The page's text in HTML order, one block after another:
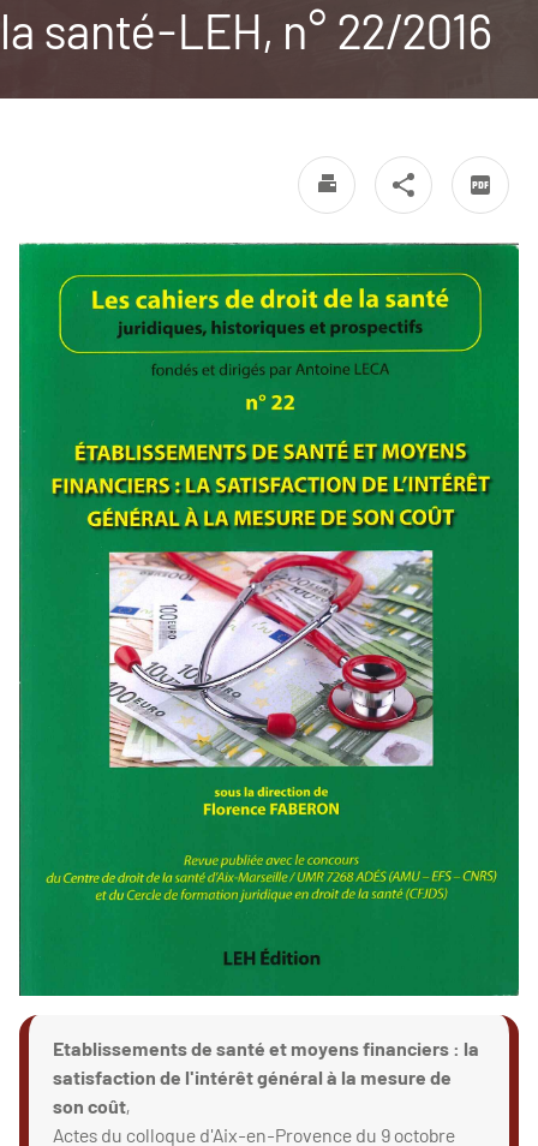
la santé-LEH, n° 22/2016
Etablissements de santé et moyens financiers : la
satisfaction de l'intérêt général à la mesure de
son coût,
Actes du colloque d'Aix-en-Provence du 9 octobre